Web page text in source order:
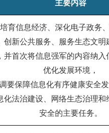
主要内容
育信息经济、深化电子政务
创新公共服务、服务生态文明
并首次将信息强军的内容纳入
优化发展环境，
要保障信息化有序健康安全
化法治建设、网络生态治理和
安全的主要任务。